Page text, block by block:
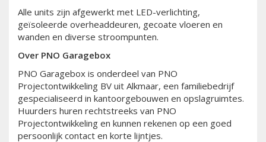
Alle units zijn afgewerkt met LED-verlichting,
geïsoleerde overheaddeuren, gecoate vloeren en
wanden en diverse stroompunten.
Over PNO Garagebox
PNO Garagebox is onderdeel van PNO
Projectontwikkeling BV uit Alkmaar, een familiebedrijf
gespecialiseerd in kantoorgebouwen en opslagruimtes.
Huurders huren rechtstreeks van PNO
Projectontwikkeling en kunnen rekenen op een goed
persoonlijk contact en korte lijntjes.